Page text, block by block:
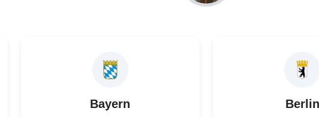
Bayern Berlin